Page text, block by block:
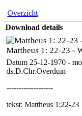
Overzicht
Download details
Mattheus 1: 22-23 -
Datum 25-12-1970 -
ds.D.Chr.Overduin
-------------------
tekst: Mattheus 1:22-23